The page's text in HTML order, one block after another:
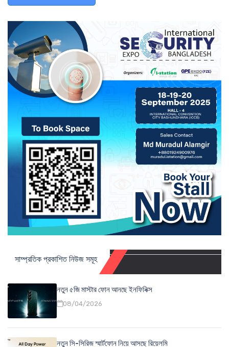
সাম্প্রতিক প্রকাশিত নিউজ সমূহ
নতুন ৫জি মাস্টার ফোন আনছে ইনফিনিক্স
08/04/2026
নতুন সি-সিরিজ স্মার্টফোন নিয়ে আসছে রিয়েলমি